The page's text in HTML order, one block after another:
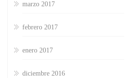
marzo 2017
febrero 2017
enero 2017
diciembre 2016